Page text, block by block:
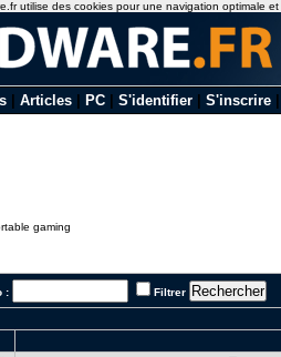
Articles PC S'identifier S'inscrire
gaming
: Filtrer
utilise des cookies pour une navigation optimale